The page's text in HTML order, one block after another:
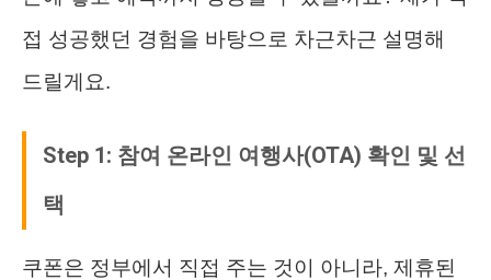
접 성공했던 경험을 바탕으로 차근차근 설명해
드릴게요.
Step 1: 참여 온라인 여행사(OTA) 확인 및 선
택
쿠폰은 정부에서 직접 주는 것이 아니라, 제휴된